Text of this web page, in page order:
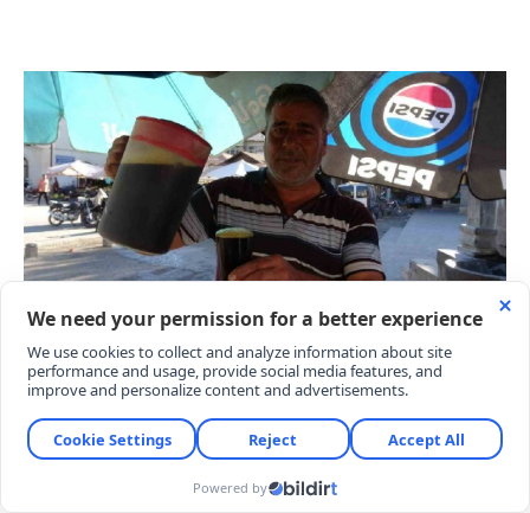
SUDAN DAHA ÇOK TÜKETİLİYOR
Yaz sıcaklarında serinlemeyi isteyenlerin ilk tercihi
olan meyan şerbetinin kentte adeta sudan daha
çok tüketildiği biliniyor. Doğal içeriği ve ferahlatıcı
yönüyle dikkat çeken şerbet, yaz sezonunda kentin